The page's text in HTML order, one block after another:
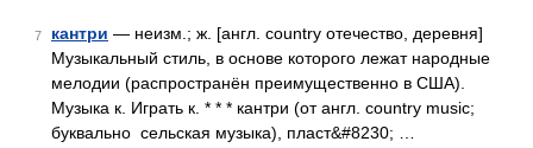
7 кантри — неизм.; ж. [англ. country отечество, деревня]
Музыкальный стиль, в основе которого лежат народные
мелодии (распространён преимущественно в США).
Музыка к. Играть к. * * * кантри (от англ. country music;
буквально сельская музыка), пласт&#8230; …